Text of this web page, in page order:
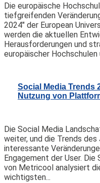
Die europäische
tiefgreifenden
2024" der European
werden die aktuellen
Herausforderungen und
europäischer Hochschulen
Social Media Trends
Nutzung von
Die Social Media
weiter, und die Trends
interessante
Engagement der User.
von Metricool analysiert
wichtigsten...